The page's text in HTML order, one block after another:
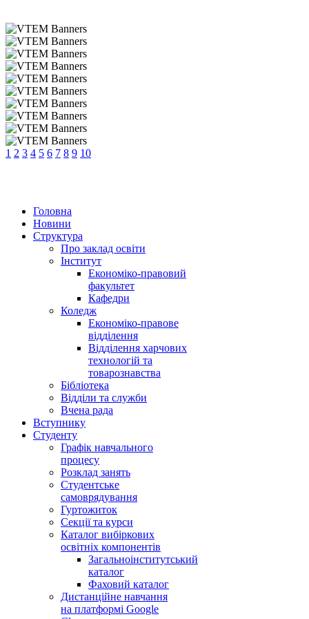
1 2 3 4 5 6 7 8 9 10
Головна
Новини
Структура
Про заклад освіти
Інститут
Економіко-правовий
факультет
Кафедри
Коледж
Економіко-правове
відділення
Відділення харчових
технологій та
товарознавства
Бібліотека
Відділи та служби
Вчена рада
Вступнику
Студенту
Графік навчального
процесу
Розклад занять
Студентське
самоврядування
Гуртожиток
Секції та курси
Каталог вибіркових
освітніх компонентів
Загальноінститутський
каталог
Фаховий каталог
Дистанційне навчання
на платформі Google